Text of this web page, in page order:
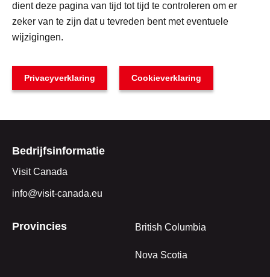
dient deze pagina van tijd tot tijd te controleren om er
zeker van te zijn dat u tevreden bent met eventuele
wijzigingen.
Privacyverklaring Cookieverklaring
Bedrijfsinformatie
Visit Canada
info@visit-canada.eu
Provincies British Columbia
Nova Scotia